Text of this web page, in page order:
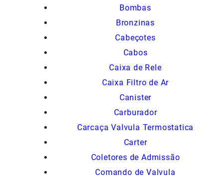
Bombas
Bronzinas
Cabeçotes
Cabos
Caixa de Rele
Caixa Filtro de Ar
Canister
Carburador
Carcaça Valvula Termostatica
Carter
Coletores de Admissão
Comando de Valvula